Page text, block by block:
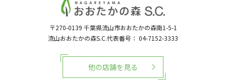
〒270-0139 千葉県流山市おおたかの森南1-5-1
流山おおたかの森S.C.代表番号： 04-7152-3333
他の店舗を見る